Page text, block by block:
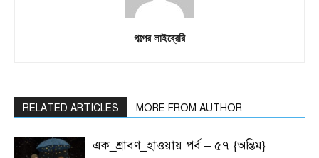
গল্পের লাইব্রেরি
RELATED ARTICLES MORE FROM AUTHOR
এক_শ্রাবণ_হাওয়ায় পর্ব – ৫৭ {অন্তিম}